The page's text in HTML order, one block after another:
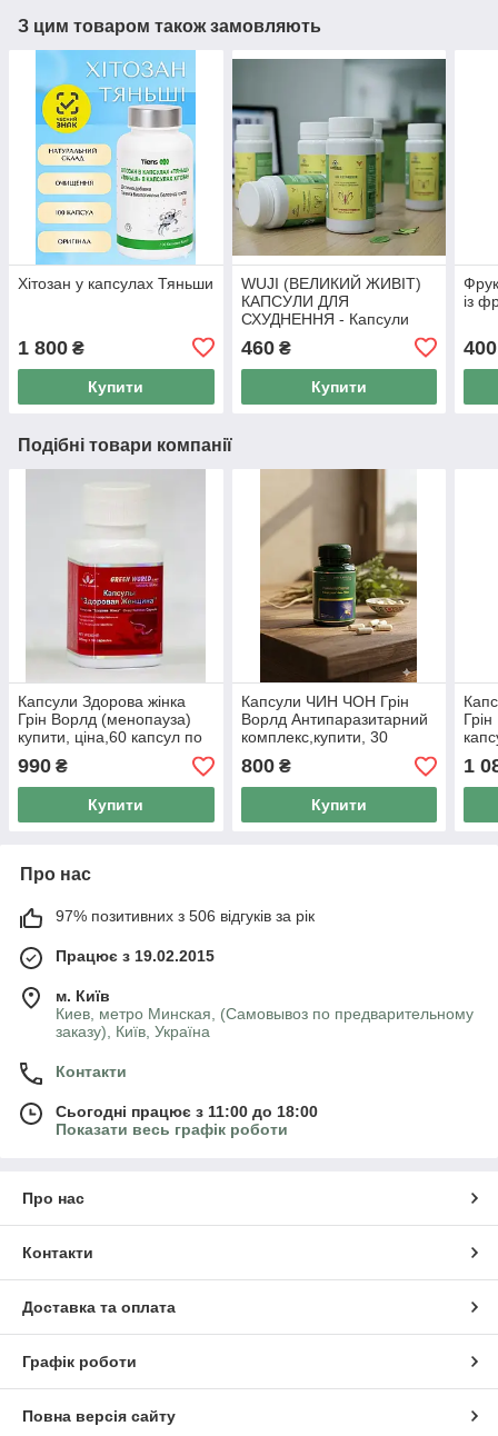
З цим товаром також замовляють
Хітозан у капсулах Тяньши
1 800 ₴
Купити
WUJI (ВЕЛИКИЙ ЖИВІТ)
КАПСУЛИ ДЛЯ
СХУДНЕННЯ - Капсули
для схуднення Тянь Ву, 50
капс
460₴
Купити
із
400
Подібні товари компанії
Капсули Здорова жінка
Грін Ворлд (менопауза)
купити, ціна,60 капсул по
500 мг.
990 ₴
Купити
Капсули ЧИН ЧОН Грін
Ворлд Антипаразитарний
комплекс,купити, 30
капсул по 450 мг.
800₴
Купити
1
Про нас
97% позитивних з 506 відгуків за рік
Працює з 19.02.2015
м. Київ
Киев, метро Минская, (Самовывоз по предварительному
заказу), Київ, Україна
Контакти
Сьогодні працює з 11:00 до 18:00
Показати весь графік роботи
Про нас
Контакти
Доставка та оплата
Графік роботи
Повна версія сайту